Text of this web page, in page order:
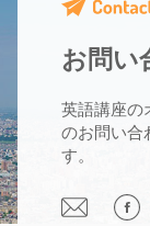
お問い
英語講座の
のお問い合
す。